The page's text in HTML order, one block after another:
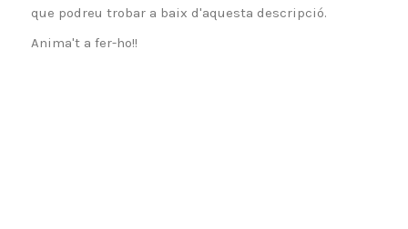
que podreu trobar a baix d'aquesta descripció.
Anima't a fer-ho!!